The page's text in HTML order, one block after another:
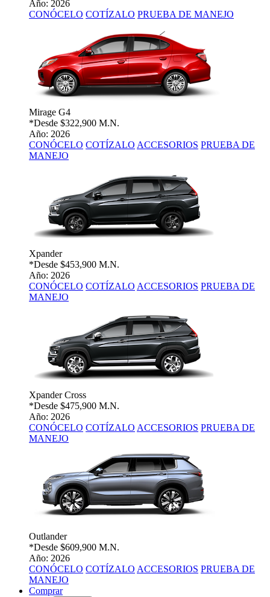
Año: 2026
CONÓCELO COTÍZALO PRUEBA DE MANEJO
Mirage G4
*Desde $322,900 M.N.
Año: 2026
CONÓCELO COTÍZALO ACCESORIOS PRUEBA DE
MANEJO
Xpander
*Desde $453,900 M.N.
Año: 2026
CONÓCELO COTÍZALO ACCESORIOS PRUEBA DE
MANEJO
Xpander Cross
*Desde $475,900 M.N.
Año: 2026
CONÓCELO COTÍZALO ACCESORIOS PRUEBA DE
MANEJO
Outlander
*Desde $609,900 M.N.
Año: 2026
CONÓCELO COTÍZALO ACCESORIOS PRUEBA DE
MANEJO
Comprar